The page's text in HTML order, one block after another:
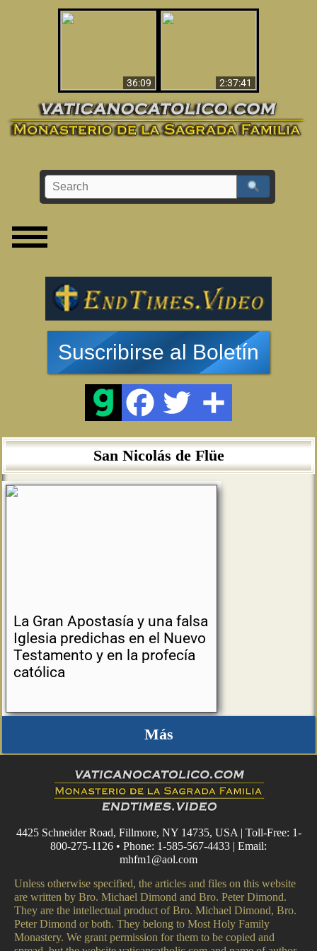
36:09
2:37:41
Suscribirse al Boletín
San Nicolás de Flüe
La Gran Apostasía y una falsa
Iglesia predichas en el Nuevo
Testamento y en la profecía
católica
Más
4425 Schneider Road, Fillmore, NY 14735, USA | Toll-Free: 1-
800-275-1126 • Phone: 1-585-567-4433 | Email:
mhfm1@aol.com
Unless otherwise specified, the articles and files on this website
are written by Bro. Michael Dimond and Bro. Peter Dimond.
They are the intellectual product of Bro. Michael Dimond, Bro.
Peter Dimond or both. They belong to Most Holy Family
Monastery. We grant permission for them to be copied and